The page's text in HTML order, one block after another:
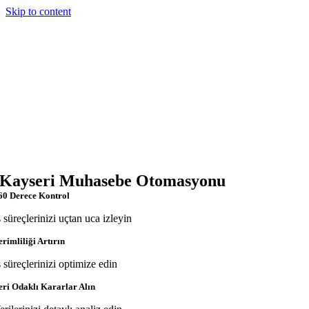
Skip to content
Kayseri Muhasebe Otomasyonu
Derece Kontrol
süreçlerinizi uçtan uca izleyin
Artırın
süreçlerinizi optimize edin
Odaklı Kararlar Alın